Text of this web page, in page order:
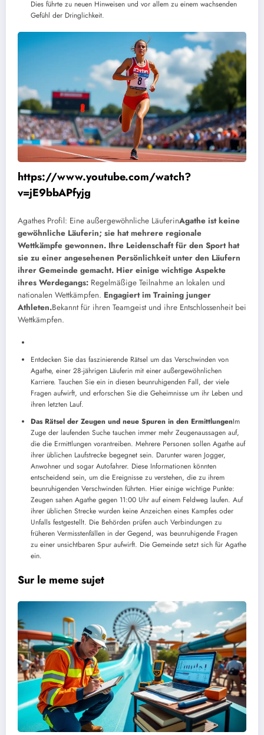
Dies führte zu neuen Hinweisen und vor allem zu einem wachsenden
Gefühl der Dringlichkeit.
https://www.youtube.com/watch?
v=jE9bbAPfyjg
Agathes Profil: Eine außergewöhnliche LäuferinAgathe ist keine
gewöhnliche Läuferin; sie hat mehrere regionale
Wettkämpfe gewonnen. Ihre Leidenschaft für den Sport hat
sie zu einer angesehenen Persönlichkeit unter den Läufern
ihrer Gemeinde gemacht. Hier einige wichtige Aspekte
ihres Werdegangs: Regelmäßige Teilnahme an lokalen und
nationalen Wettkämpfen. Engagiert im Training junger
Athleten.Bekannt für ihren Teamgeist und ihre Entschlossenheit bei
Wettkämpfen.
Entdecken Sie das faszinierende Rätsel um das Verschwinden von
Agathe, einer 28-jährigen Läuferin mit einer außergewöhnlichen
Karriere. Tauchen Sie ein in diesen beunruhigenden Fall, der viele
Fragen aufwirft, und erforschen Sie die Geheimnisse um ihr Leben und
ihren letzten Lauf.
Das Rätsel der Zeugen und neue Spuren in den ErmittlungenIm
Zuge der laufenden Suche tauchen immer mehr Zeugenaussagen auf,
die die Ermittlungen vorantreiben. Mehrere Personen sollen Agathe auf
ihrer üblichen Laufstrecke begegnet sein. Darunter waren Jogger,
Anwohner und sogar Autofahrer. Diese Informationen könnten
entscheidend sein, um die Ereignisse zu verstehen, die zu ihrem
beunruhigenden Verschwinden führten. Hier einige wichtige Punkte:
Zeugen sahen Agathe gegen 11:00 Uhr auf einem Feldweg laufen. Auf
ihrer üblichen Strecke wurden keine Anzeichen eines Kampfes oder
Unfalls festgestellt. Die Behörden prüfen auch Verbindungen zu
früheren Vermisstenfällen in der Gegend, was beunruhigende Fragen
zu einer unsichtbaren Spur aufwirft. Die Gemeinde setzt sich für Agathe
ein.
Sur le meme sujet